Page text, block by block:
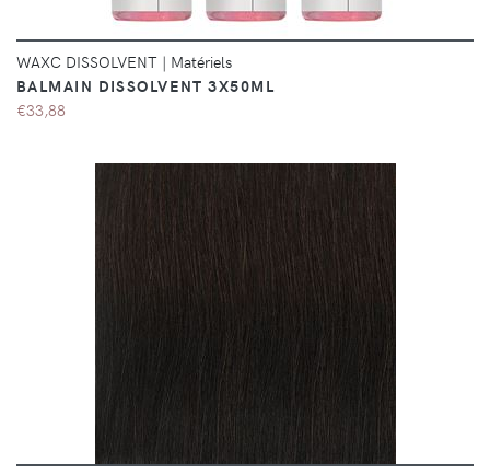
WAXC DISSOLVENT | Matériels
BALMAIN DISSOLVENT 3X50ML
€33,88